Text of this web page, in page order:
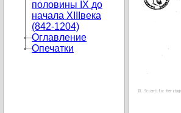
половины IX до
начала XIIIвека
(842-1204)
Оглавление
Опечатки